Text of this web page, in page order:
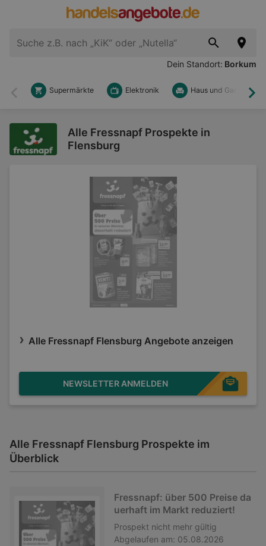
Dein Standort: Borkum
Zurück
Supermärkte Elektronik Haus und Garten
Alle Fressnapf Prospekte in
Flensburg
Alle Fressnapf Flensburg Angebote anzeigen
NEWSLETTER ANMELDEN
Alle Fressnapf Flensburg Prospekte im
Überblick
Fressnapf: über 500 Preise da
uerhaft im Markt reduziert!
Prospekt nicht mehr gültig
Abgelaufen am: 05.08.2026